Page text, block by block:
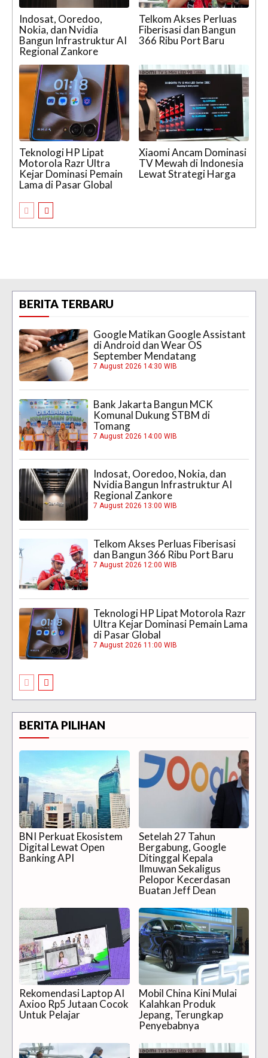
Indosat, Ooredoo,
Nokia, dan Nvidia
Bangun Infrastruktur AI
Regional Zankore
Telkom Akses Perluas
Fiberisasi dan Bangun
366 Ribu Port Baru
Teknologi HP Lipat
Motorola Razr Ultra
Kejar Dominasi Pemain
Lama di Pasar Global
Xiaomi Ancam Dominasi
TV Mewah di Indonesia
Lewat Strategi Harga
BERITA TERBARU
Google Matikan Google Assistant
di Android dan Wear OS
September Mendatang
7 August 2026 14:30 WIB
Bank Jakarta Bangun MCK
Komunal Dukung STBM di
Tomang
7 August 2026 14:00 WIB
Indosat, Ooredoo, Nokia, dan
Nvidia Bangun Infrastruktur AI
Regional Zankore
7 August 2026 13:00 WIB
Telkom Akses Perluas Fiberisasi
dan Bangun 366 Ribu Port Baru
7 August 2026 12:00 WIB
Teknologi HP Lipat Motorola Razr
Ultra Kejar Dominasi Pemain Lama
di Pasar Global
7 August 2026 11:00 WIB
BERITA PILIHAN
BNI Perkuat Ekosistem
Digital Lewat Open
Banking API
Setelah 27 Tahun
Bergabung, Google
Ditinggal Kepala
Ilmuwan Sekaligus
Pelopor Kecerdasan
Buatan Jeff Dean
Rekomendasi Laptop AI
Axioo Rp5 Jutaan Cocok
Untuk Pelajar
Mobil China Kini Mulai
Kalahkan Produk
Jepang, Terungkap
Penyebabnya